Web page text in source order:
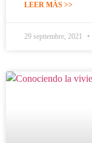
LEER MÁS >>
29 septiembre, 2021